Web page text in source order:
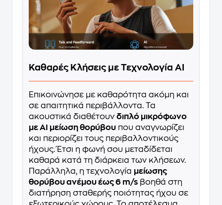
Καθαρές Κλήσεις με Τεχνολογία AI
Επικοινώνησε με καθαρότητα ακόμη και
σε απαιτητικά περιβάλλοντα. Τα
ακουστικά διαθέτουν διπλό μικρόφωνο
με AI μείωση θορύβου που αναγνωρίζει
και περιορίζει τους περιβαλλοντικούς
ήχους. Έτσι η φωνή σου μεταδίδεται
καθαρά κατά τη διάρκεια των κλήσεων.
Παράλληλα, η τεχνολογία μείωσης
θορύβου ανέμου έως 6 m/s βοηθά στη
διατήρηση σταθερής ποιότητας ήχου σε